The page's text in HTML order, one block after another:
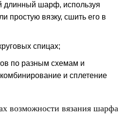
длинный шарф, используя
простую вязку, сшить его в
спицах;
по разным схемам и
и сплетение
возможности вязания шарфа